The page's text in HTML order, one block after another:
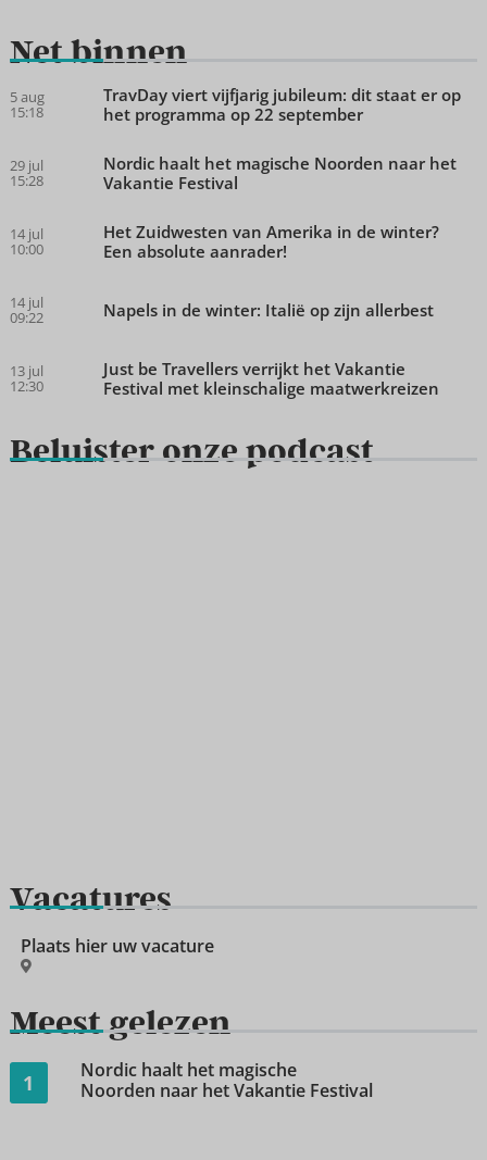
Net binnen
5 aug
15:18
TravDay viert vijfjarig jubileum: dit staat er op
het programma op 22 september
29 jul
15:28
Nordic haalt het magische Noorden naar het
Vakantie Festival
14 jul
10:00
Het Zuidwesten van Amerika in de winter?
Een absolute aanrader!
14 jul
09:22 Napels in de winter: Italië op zijn allerbest
13 jul
12:30
Just be Travellers verrijkt het Vakantie
Festival met kleinschalige maatwerkreizen
Beluister onze podcast
Vacatures
Plaats hier uw vacature
Meest gelezen
1
Nordic haalt het magische
Noorden naar het Vakantie Festival